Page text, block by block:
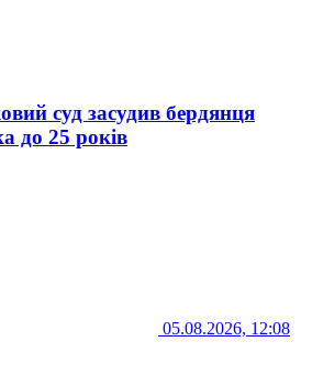
суд засудив бердянця
до 25 років
05.08.2026, 12:08